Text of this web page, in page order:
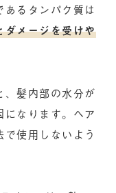
るタンパク質は
ダメージを受けや
、髪内部の水分が
なります。ヘア
使用しないよう